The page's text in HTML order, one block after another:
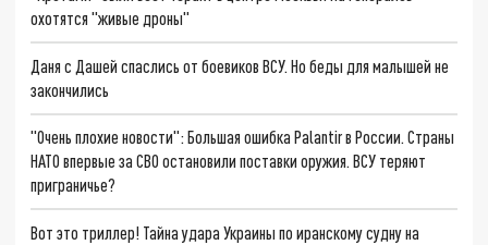
охотятся "живые дроны"
Даня с Дашей спаслись от боевиков ВСУ. Но беды для малышей не
закончились
"Очень плохие новости": Большая ошибка Palantir в России. Страны
НАТО впервые за СВО остановили поставки оружия. ВСУ теряют
приграничье?
Вот это триллер! Тайна удара Украины по иранскому судну на